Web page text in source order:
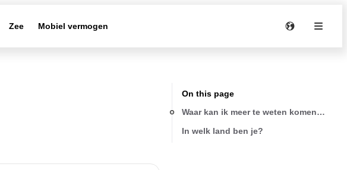
Zee Mobiel vermogen
On this page
Waar kan ik meer te weten komen over
In welk land ben je?